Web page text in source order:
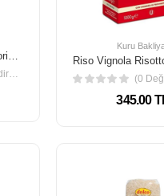
Riso Vignola Risotto Arborio Pirinç 1 kg
(0 Değerlendirme)
Kuru
345.00